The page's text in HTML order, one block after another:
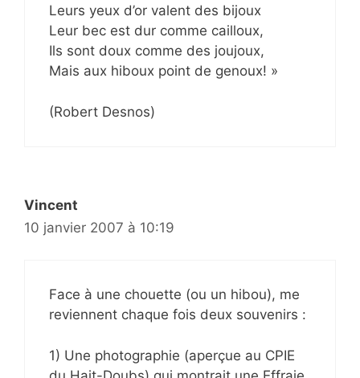
Leurs yeux d’or valent des bijoux
Leur bec est dur comme cailloux,
Ils sont doux comme des joujoux,
Mais aux hiboux point de genoux! »
(Robert Desnos)
Vincent
10 janvier 2007 à 10:19
Face à une chouette (ou un hibou), me
reviennent chaque fois deux souvenirs :
1) Une photographie (aperçue au CPIE